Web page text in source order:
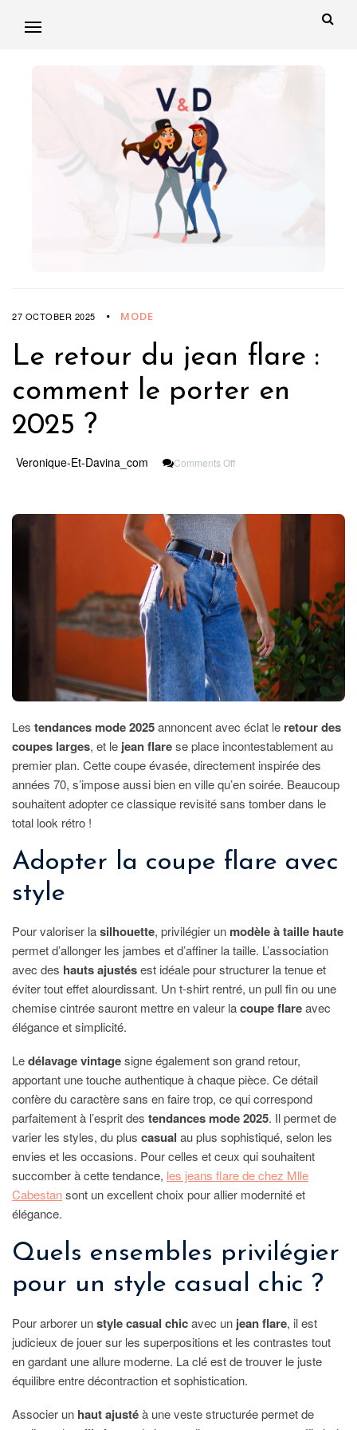
27 OCTOBER 2025 MODE
Le retour du jean flare :
comment le porter en
2025 ?
Veronique-Et-Davina_com Comments OffOn
Jean
Flare
:
Comment
Le
Porter
En
2025
Les tendances mode 2025annoncent avec éclat le retour des
coupes larges, et le jean flarese place incontestablement au
premier plan. Cette coupe évasée, directement inspirée des
années 70, s’impose aussi bien en ville qu’en soirée. Beaucoup
souhaitent adopter ce classique revisité sans tomber dans le
total look rétro !
Adopter la coupe flare avec
style
Pour valoriser lasilhouette, privilégier un modèle à taille haute
permet d’allonger les jambes et d’affiner la taille. L’association
avec des hauts ajustésest idéale pour structurer la tenue et
éviter tout effet alourdissant. Un t-shirt rentré, un pull fin ou une
chemise cintrée sauront mettre en valeur lacoupe flareavec
élégance et simplicité.
Ledélavage vintagesigne également son grand retour,
apportant une touche authentique à chaque pièce. Ce détail
confère du caractère sans en faire trop, ce qui correspond
parfaitement à l’esprit des tendances mode 2025. Il permet de
varier les styles, du plus casual au plus sophistiqué, selon les
envies et les occasions. Pour celles et ceux qui souhaitent
succomber à cette tendance, les jeans flare de chez Mlle
Cabestansont un excellent choix pour allier modernité et
élégance.
Quels ensembles privilégier
pour un style casual chic ?
Pour arborer unstyle casual chicavec un jean flare, il est
judicieux de jouer sur les superpositions et les contrastes tout
en gardant une allure moderne. La clé est de trouver le juste
équilibre entre décontraction et sophistication.
Associer un haut ajustéà une veste structurée permet de